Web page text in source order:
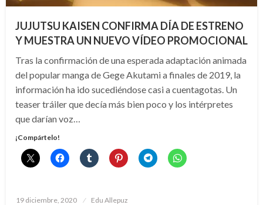
JUJUTSU KAISEN CONFIRMA DÍA DE ESTRENO
Y MUESTRA UN NUEVO VÍDEO PROMOCIONAL
Tras la confirmación de una esperada adaptación animada
del popular manga de Gege Akutami a finales de 2019, la
información ha ido sucediéndose casi a cuentagotas. Un
teaser tráiler que decía más bien poco y los intérpretes
que darían voz…
¡Compártelo!
Publicado
19 diciembre, 2020 Edu Allepuz